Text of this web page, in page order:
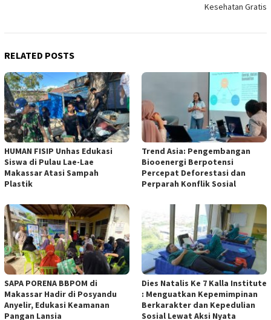
Kesehatan Gratis
RELATED POSTS
HUMAN FISIP Unhas Edukasi
Siswa di Pulau Lae-Lae
Makassar Atasi Sampah
Plastik
Trend Asia: Pengembangan
Biooenergi Berpotensi
Percepat Deforestasi dan
Perparah Konflik Sosial
SAPA PORENA BBPOM di
Makassar Hadir di Posyandu
Anyelir, Edukasi Keamanan
Pangan Lansia
Dies Natalis Ke 7 Kalla Institute
: Menguatkan Kepemimpinan
Berkarakter dan Kepedulian
Sosial Lewat Aksi Nyata